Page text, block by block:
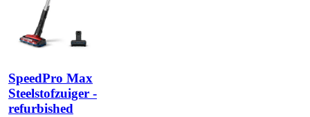
SpeedPro Max
Steelstofzuiger -
refurbished